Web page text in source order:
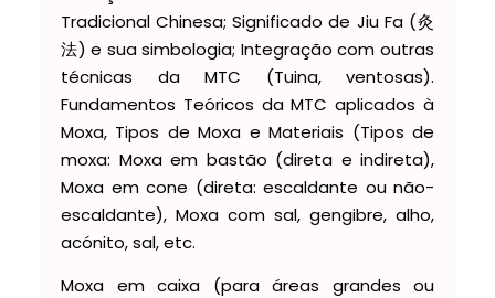
Tradicional Chinesa; Significado de Jiu Fa (灸
法) e sua simbologia; Integração com outras
técnicas da MTC (Tuina, ventosas).
Fundamentos Teóricos da MTC aplicados à
Moxa, Tipos de Moxa e Materiais (Tipos de
moxa: Moxa em bastão (direta e indireta),
Moxa em cone (direta: escaldante ou não-
escaldante), Moxa com sal, gengibre, alho,
acónito, sal, etc.
Moxa em caixa (para áreas grandes ou